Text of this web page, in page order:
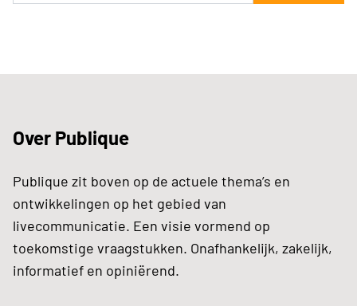
Over Publique
Publique zit boven op de actuele thema’s en
ontwikkelingen op het gebied van
livecommunicatie. Een visie vormend op
toekomstige vraagstukken. Onafhankelijk, zakelijk,
informatief en opiniërend.